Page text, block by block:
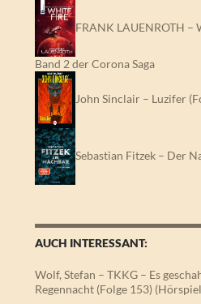
FRANK LAUENROTH –
Band 2 der Corona Saga
John Sinclair – Luzifer
Sebastian Fitzek – Der
AUCH INTERESSANT:
Wolf, Stefan – TKKG – Es
Regennacht (Folge 153)